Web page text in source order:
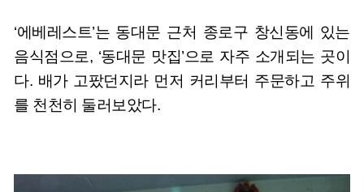
‘에베레스트’는 동대문 근처 종로구 창신동에 있는
음식점으로, ‘동대문 맛집’으로 자주 소개되는 곳이
다. 배가 고팠던지라 먼저 커리부터 주문하고 주위
를 천천히 둘러보았다.